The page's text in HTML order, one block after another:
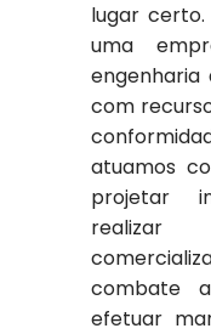
lugar certo.
uma
com
atuamos
projetar
realizar
combate
efetuar